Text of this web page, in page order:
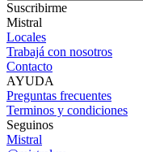
Suscribirme
Mistral
Locales
Trabajá con nosotros
Contacto
AYUDA
Preguntas frecuentes
Terminos y condiciones
Seguinos
Mistral